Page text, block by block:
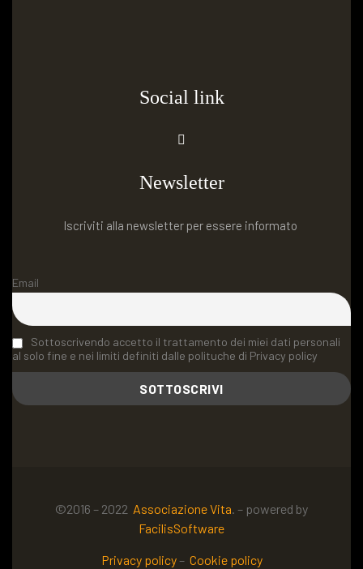
Social link
Newsletter
Iscriviti alla newsletter per essere informato
Email
Sottoscrivendo accetto il trattamento dei miei dati personali
al solo fine e nei limiti definiti dalle polituche di Privacy policy
©2016 – 2022 Associazione Vita. – powered by
FacilisSoftware
Privacy policy– Cookie policy